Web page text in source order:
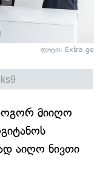
ფოტო: Extra.ge
მიიღო
აიღო ნივთი